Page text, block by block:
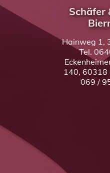
Schäfer
Hainweg 1,
Tel.
140, 60318
069 /